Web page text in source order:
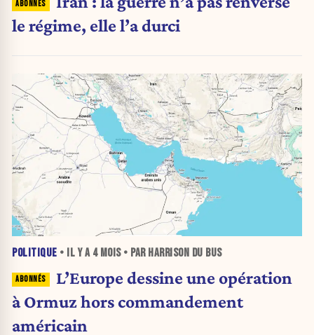
le régime, elle l’a durci
POLITIQUE • IL Y A 4 MOIS• PAR HARRISON DU BUS
L’Europe dessine une opération
à Ormuz hors commandement
américain